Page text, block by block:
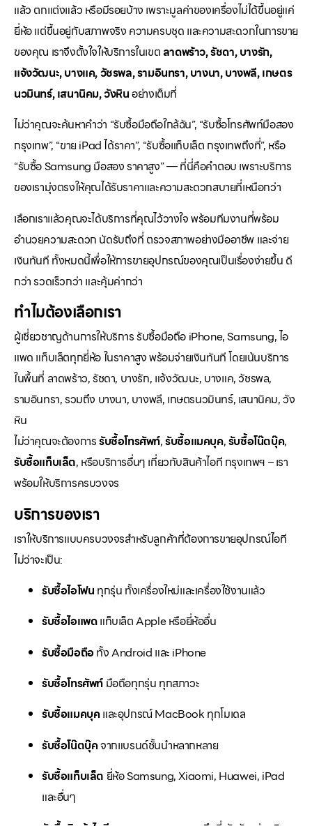
แล้ว ตกแต่งแล้ว หรือมีรอยบ้าง เพราะมูลค่าของเครื่องไม่ได้ขึ้นอยู่แค่
ยี่ห้อ แต่ขึ้นอยู่กับสภาพจริง ความครบชุด และความสะดวกในการขาย
ของคุณ เราจึงตั้งใจให้บริการในเขตลาดพร้าว, รัชดา, บางรัก,
แจ้งวัฒนะ, บางแค, วัชรพล, รามอินทรา, บางนา, บางพลี, เกษตร
นวมินทร์, เสนานิคม, วังหินอย่างเต็มที่
ไม่ว่าคุณจะค้นหาคำว่า “รับซื้อมือถือใกล้ฉัน”, “รับซื้อโทรศัพท์มือสอง
กรุงเทพ”, “ขาย iPad ได้ราคา”, “รับซื้อแท็บเล็ต กรุงเทพถึงที่”, หรือ
“รับซื้อ Samsung มือสอง ราคาสูง” — ที่นี่คือคำตอบ เพราะบริการ
ของเรามุ่งตรงให้คุณได้รับราคาและความสะดวกสบายที่เหนือกว่า
เลือกเราแล้วคุณจะได้บริการที่คุณไว้วางใจ พร้อมทีมงานที่พร้อม
อำนวยความสะดวก นัดรับถึงที่ ตรวจสภาพอย่างมืออาชีพ และจ่าย
เงินทันที ทั้งหมดนี้เพื่อให้การขายอุปกรณ์ของคุณเป็นเรื่องง่ายขึ้น ดี
กว่า รวดเร็วกว่า และคุ้มค่ากว่า
ทำไมต้องเลือกเรา
ผู้เชี่ยวชาญด้านการให้บริการ รับซื้อมือถือ iPhone, Samsung, ไอ
แพด แท็บเล็ตทุกยี่ห้อ ในราคาสูง พร้อมจ่ายเงินทันที โดยเน้นบริการ
ในพื้นที่ ลาดพร้าว, รัชดา, บางรัก, แจ้งวัฒนะ, บางแค, วัชรพล,
รามอินทรา, รวมถึง บางนา, บางพลี, เกษตรนวมินทร์, เสนานิคม, วัง
หิน
ไม่ว่าคุณจะต้องการรับซื้อโทรศัพท์,รับซื้อแมคบุค,รับซื้อโน๊ตบุ๊ค,
รับซื้อแท็บเล็ต, หรือบริการอื่นๆ เกี่ยวกับสินค้าไอที กรุงเทพฯ – เรา
พร้อมให้บริการครบวงจร
บริการของเรา
เราให้บริการแบบครบวงจรสำหรับลูกค้าที่ต้องการขายอุปกรณ์ไอที
ไม่ว่าจะเป็น:
รับซื้อไอโฟน ทุกรุ่น ทั้งเครื่องใหม่และเครื่องใช้งานแล้ว
รับซื้อไอแพดแท็บเล็ต Apple หรือยี่ห้ออื่น
รับซื้อมือถือทั้ง Android และ iPhone
รับซื้อโทรศัพท์ มือถือทุกรุ่น ทุกสภาวะ
รับซื้อแมคบุคและอุปกรณ์ MacBook ทุกโมเดล
รับซื้อโน๊ตบุ๊คจากแบรนด์ชั้นนำหลากหลาย
รับซื้อแท็บเล็ต ยี่ห้อ Samsung, Xiaomi, Huawei, iPad
และอื่นๆ